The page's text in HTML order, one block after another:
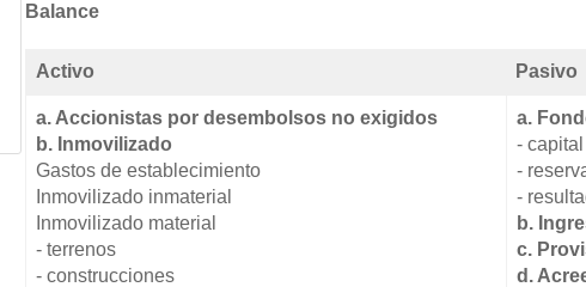
Balance
Activo Pasivo
a. Accionistas por desembolsos no exigidos
b. Inmovilizado
Gastos de establecimiento
Inmovilizado inmaterial
Inmovilizado material
- terrenos
- construcciones
a.
- capital
-
-
b.
c.
d.